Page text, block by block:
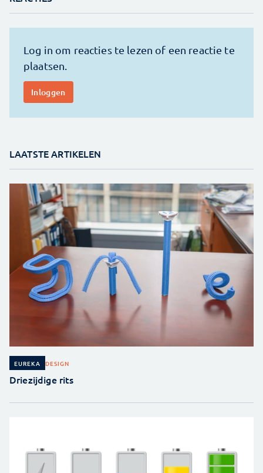
LAATSTE ARTIKELEN
EUREKA DESIGN
Driezijdige rits